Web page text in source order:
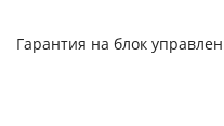
Гарантия на блок